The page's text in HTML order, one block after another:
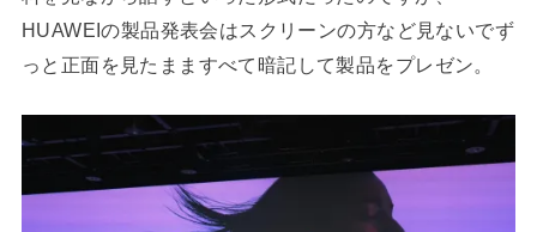
HUAWEIの製品発表会はスクリーンの方など見ないでず
っと正面を見たまますべて暗記して製品をプレゼン。